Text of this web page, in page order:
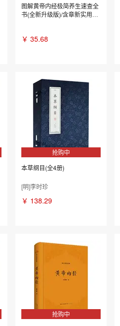
图解黄帝内经极简养生速查全
书(全新升级版)/含章新实用
￥ 35.68
抢购中
本草纲目(全4册)
[明]李时珍
￥ 138.29
抢购中